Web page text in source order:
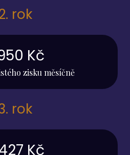
rok
Kč
zisku měsíčně
rok
Kč